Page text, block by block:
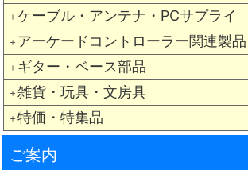
＋ ケーブル・アンテナ・PCサプライ
＋ アーケードコントローラー関連製品
＋ ギター・ベース部品
＋ 雑貨・玩具・文房具
＋ 特価・特集品
ご案内